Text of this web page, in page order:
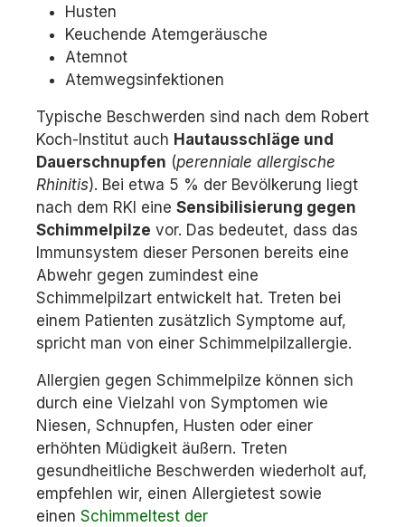
Husten
Keuchende Atemgeräusche
Atemnot
Atemwegsinfektionen
Typische Beschwerden sind nach dem Robert
Koch-Institut auch Hautausschläge und
Dauerschnupfen (perenniale allergische
Rhinitis). Bei etwa 5 % der Bevölkerung liegt
nach dem RKI eine Sensibilisierung gegen
Schimmelpilze vor. Das bedeutet, dass das
Immunsystem dieser Personen bereits eine
Abwehr gegen zumindest eine
Schimmelpilzart entwickelt hat. Treten bei
einem Patienten zusätzlich Symptome auf,
spricht man von einer Schimmelpilzallergie.
Allergien gegen Schimmelpilze können sich
durch eine Vielzahl von Symptomen wie
Niesen, Schnupfen, Husten oder einer
erhöhten Müdigkeit äußern. Treten
gesundheitliche Beschwerden wiederholt auf,
empfehlen wir, einen Allergietest sowie
einen Schimmeltest der